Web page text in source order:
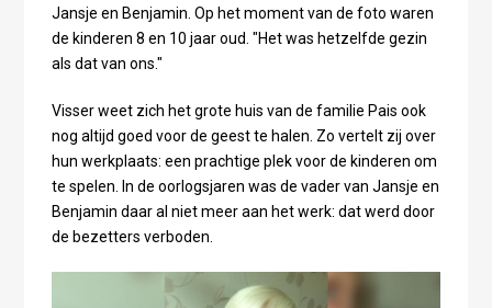
Jansje en Benjamin. Op het moment van de foto waren
de kinderen 8 en 10 jaar oud. "Het was hetzelfde gezin
als dat van ons."
Visser weet zich het grote huis van de familie Pais ook
nog altijd goed voor de geest te halen. Zo vertelt zij over
hun werkplaats: een prachtige plek voor de kinderen om
te spelen. In de oorlogsjaren was de vader van Jansje en
Benjamin daar al niet meer aan het werk: dat werd door
de bezetters verboden.